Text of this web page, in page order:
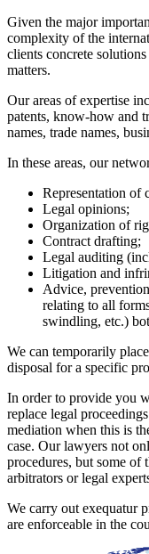
Given the major
complexity of the
clients concrete
matters.
Our areas of expertise
patents, know-how and
names, trade names,
In these areas, our
Representation of
Legal opinions;
Organization of
Contract drafting;
Legal auditing
Litigation and
Advice,
relating to all
swindling, etc.)
We can temporarily
disposal for a specific
In order to provide you
replace legal
mediation when this is
case. Our lawyers not
procedures, but some of
arbitrators or legal
We carry out exequatur
are enforceable in the